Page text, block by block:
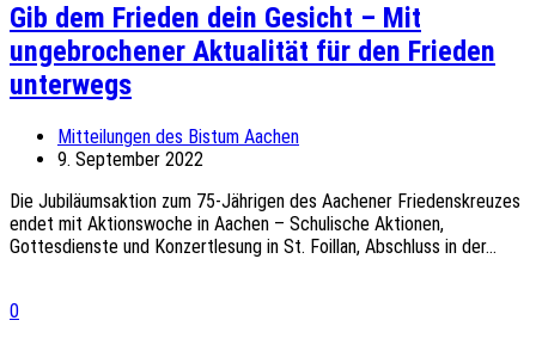
Gib dem Frieden dein Gesicht – Mit
ungebrochener Aktualität für den Frieden
unterwegs
Mitteilungen des Bistum Aachen
9. September 2022
Die Jubiläumsaktion zum 75-Jährigen des Aachener Friedenskreuzes
endet mit Aktionswoche in Aachen – Schulische Aktionen,
Gottesdienste und Konzertlesung in St. Foillan, Abschluss in der...
0